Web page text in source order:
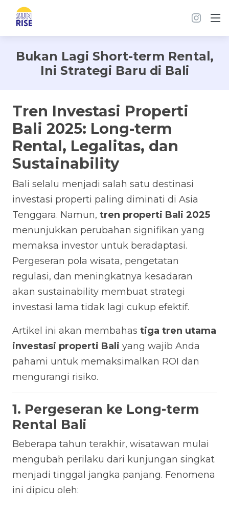
Bukan Lagi Short-term Rental,
Ini Strategi Baru di Bali
Tren Investasi Properti
Bali 2025: Long-term
Rental, Legalitas, dan
Sustainability
Bali selalu menjadi salah satu destinasi
investasi properti paling diminati di Asia
Tenggara. Namun, tren properti Bali 2025
menunjukkan perubahan signifikan yang
memaksa investor untuk beradaptasi.
Pergeseran pola wisata, pengetatan
regulasi, dan meningkatnya kesadaran
akan sustainability membuat strategi
investasi lama tidak lagi cukup efektif.
Artikel ini akan membahas tiga tren utama
investasi properti Bali yang wajib Anda
pahami untuk memaksimalkan ROI dan
mengurangi risiko.
1. Pergeseran ke Long-term
Rental Bali
Beberapa tahun terakhir, wisatawan mulai
mengubah perilaku dari kunjungan singkat
menjadi tinggal jangka panjang. Fenomena
ini dipicu oleh: